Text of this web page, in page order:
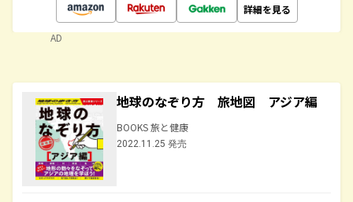
詳細を見る
AD
地球のなぞり方 旅地図 アジア編
BOOKS 旅と健康
2022.11.25 発売